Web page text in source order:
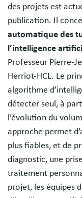
des projets est
publication. Il
automatique des
l’intelligence
Professeur Pierre-
Herriot-HCL. Le
algorithme
détecter seul, à
l’évolution du
approche permet
plus fiables, et de
diagnostic, une
traitement
projet, les équipes